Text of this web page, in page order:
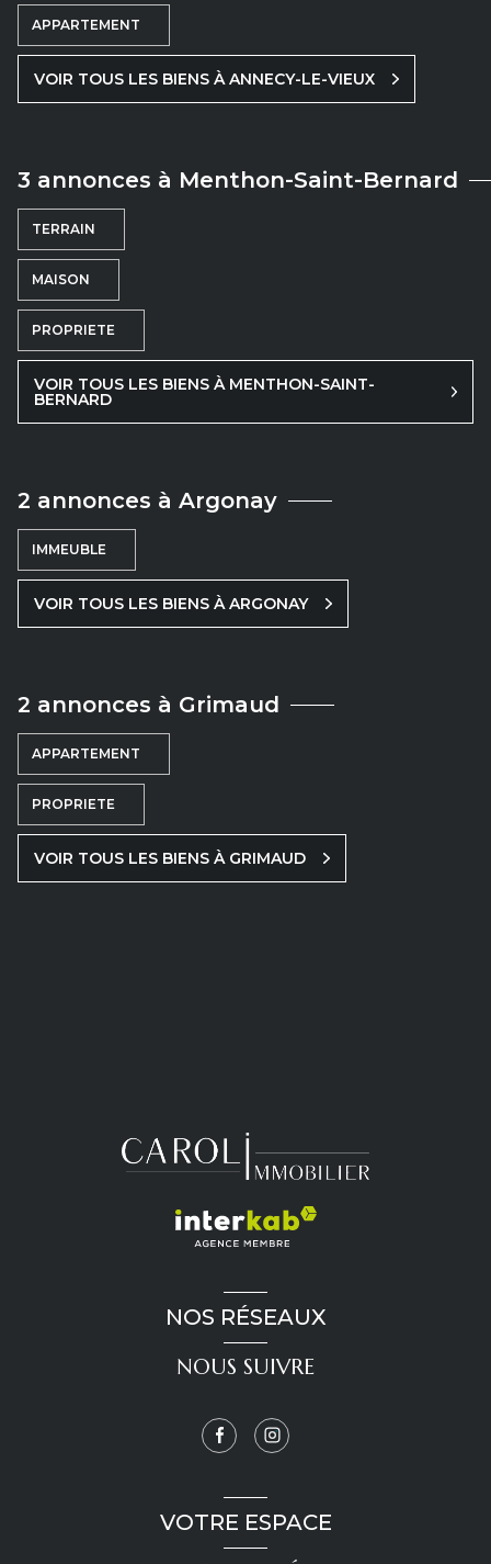
APPARTEMENT
VOIR TOUS LES BIENS À ANNECY-LE-VIEUX
3 annonces à Menthon-Saint-Bernard
TERRAIN
MAISON
PROPRIETE
VOIR TOUS LES BIENS À MENTHON-SAINT-
BERNARD
2 annonces à Argonay
IMMEUBLE
VOIR TOUS LES BIENS À ARGONAY
2 annonces à Grimaud
APPARTEMENT
PROPRIETE
VOIR TOUS LES BIENS À GRIMAUD
NOS RÉSEAUX
NOUS SUIVRE
VOTRE ESPACE